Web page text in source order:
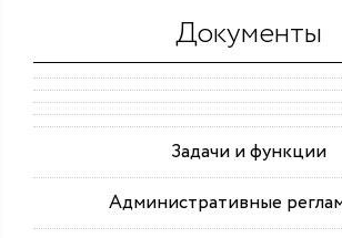
Документы
Задачи и функции
Административные